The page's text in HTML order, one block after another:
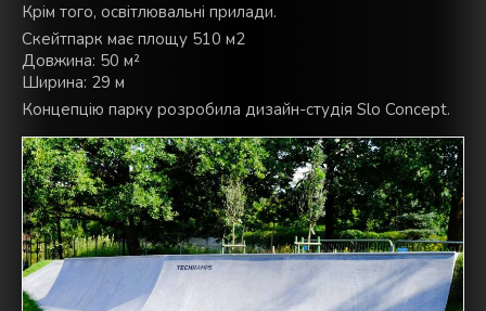
Крім того, освітлювальні прилади.
Скейтпарк має площу 510 м2
Довжина: 50 м²
Ширина: 29 м
Концепцію парку розробила дизайн-студія Slo Concept.